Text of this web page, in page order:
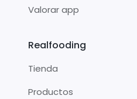
Valorar app
Realfooding
Tienda
Productos